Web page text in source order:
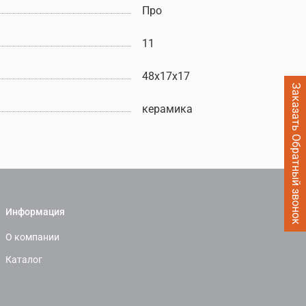
Заказать Обратный звонок
Про
11
48х17х17
керамика
Информация
О компании
Каталог